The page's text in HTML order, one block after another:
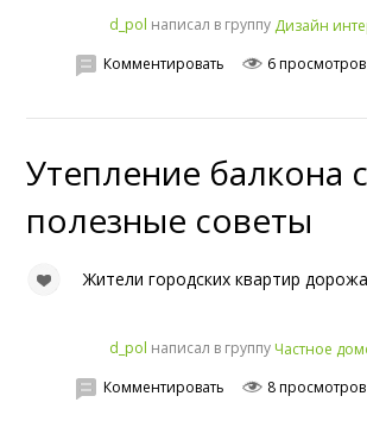
d_pol написал в группу Дизайн
Комментировать 6 просмотров
Утепление балкона
полезные советы
Жители городских квартир
d_pol написал в группу Частное
Комментировать 8 просмотров